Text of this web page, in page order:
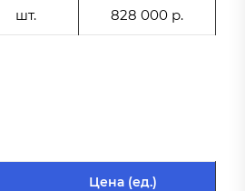
шт. 828 000 р.
Цена (ед.)